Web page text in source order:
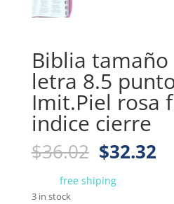
Biblia
letra 8.5
Imit.Piel rosa
indice cierre
$36.02 Original
price
was:
$32.32
free shiping
3 in stock